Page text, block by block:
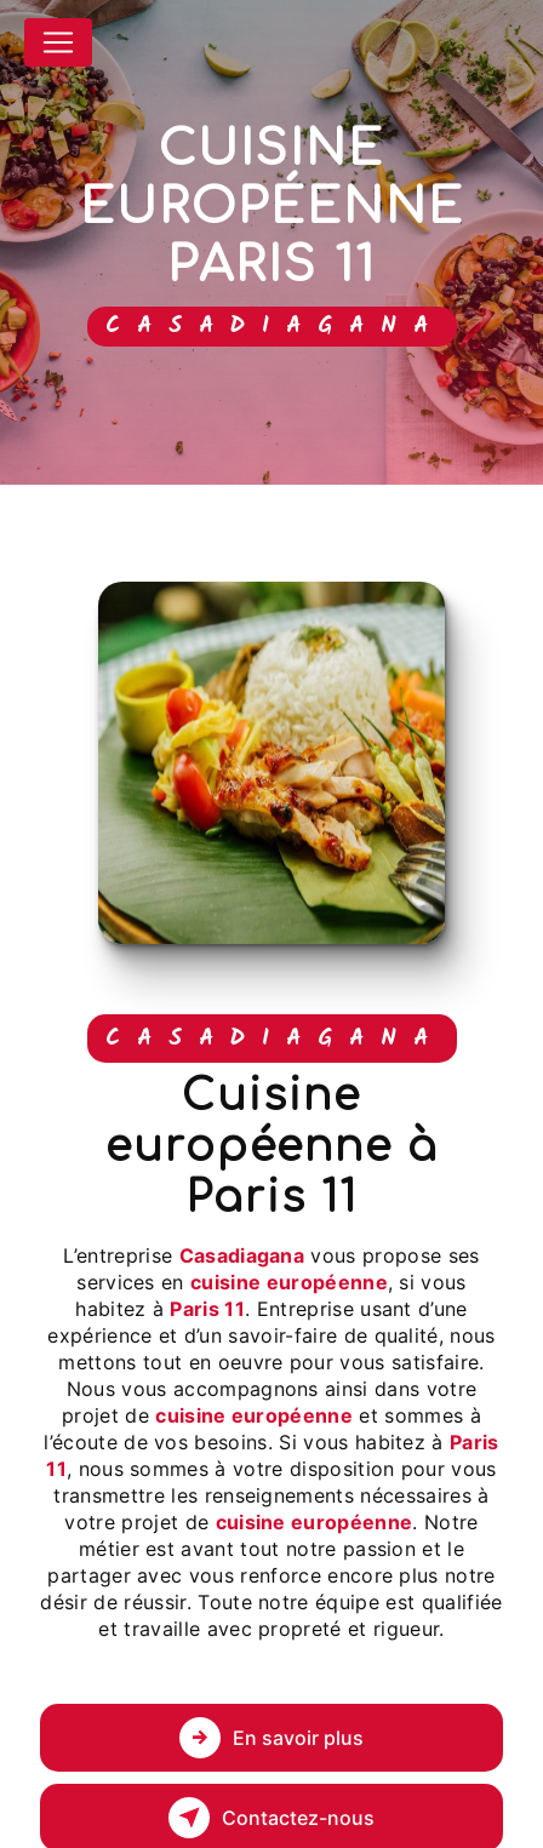
CUISINE
EUROPÉENNE
PARIS 11
CASADIAGANA
CASADIAGANA
cuisine
européenne à
Paris 11
L’entreprise Casadiagana vous propose ses
services encuisine européenne, si vous
habitez à Paris 11. Entreprise usant d’une
expérience et d’un savoir-faire de qualité, nous
mettons tout en oeuvre pour vous satisfaire.
Nous vous accompagnons ainsi dans votre
projet decuisine européenne et sommes à
l’écoute de vos besoins. Si vous habitez à Paris
11, nous sommes à votre disposition pour vous
transmettre les renseignements nécessaires à
votre projet de cuisine européenne. Notre
métier est avant tout notre passion et le
partager avec vous renforce encore plus notre
désir de réussir. Toute notre équipe est qualifiée
et travaille avec propreté et rigueur.
En savoir plus
Contactez-nous
Panneau de gestion des cookies